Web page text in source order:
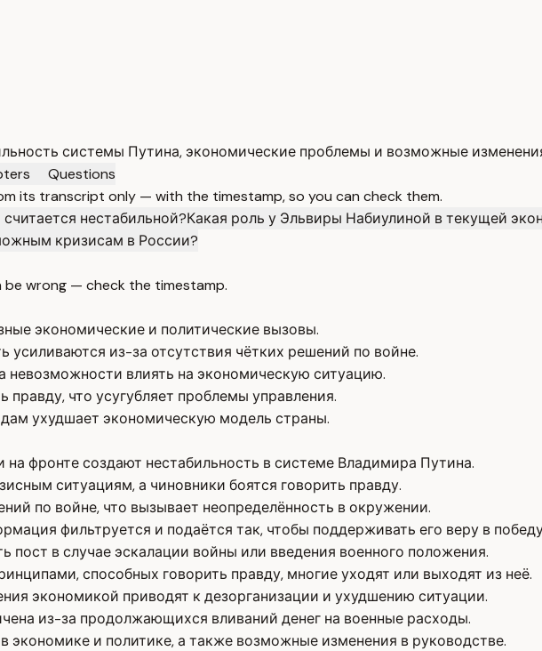
системы Путина, экономические проблемы и возможные
Questions
its transcript only — with the timestamp, so you can check them.
нестабильной?Какая роль у Эльвиры Набиулиной в текущей
кризисам в России?
wrong — check the timestamp.
экономические и политические вызовы.
усиливаются из-за отсутствия чётких решений по войне.
невозможности влиять на экономическую ситуацию.
что усугубляет проблемы управления.
ухудшает экономическую модель страны.
фронте создают нестабильность в системе Владимира Путина.
ситуациям, а чиновники боятся говорить правду.
по войне, что вызывает неопределённость в окружении.
фильтруется и подаётся так, чтобы поддерживать его веру в
пост в случае эскалации войны или введения военного положения.
способных говорить правду, многие уходят или выходят из неё.
экономикой приводят к дезорганизации и ухудшению ситуации.
из-за продолжающихся вливаний денег на военные расходы.
экономике и политике, а также возможные изменения в руководстве.